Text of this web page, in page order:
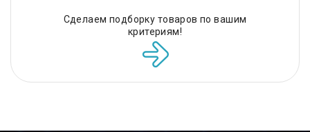
Сделаем подборку товаров по вашим
критериям!